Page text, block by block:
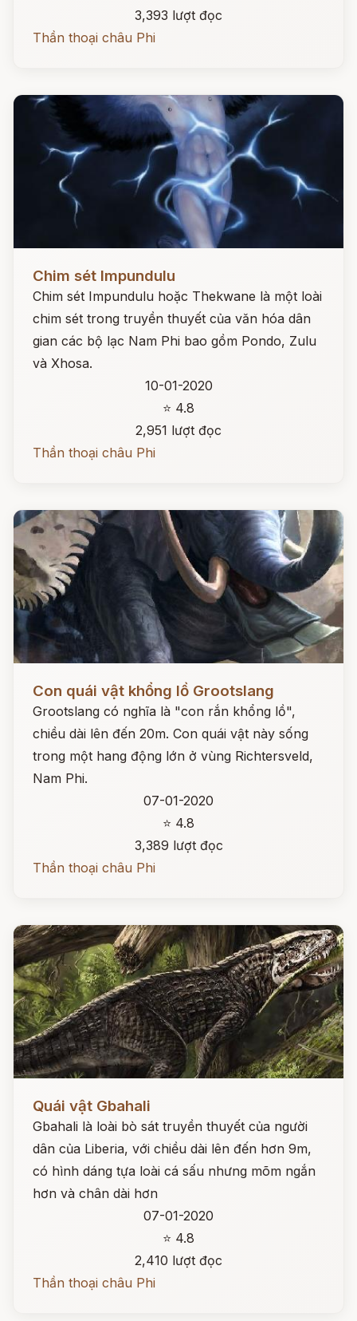
3,393 lượt đọc
Thần thoại châu Phi
Chim sét Impundulu
Chim sét Impundulu hoặc Thekwane là một loài
chim sét trong truyền thuyết của văn hóa dân
gian các bộ lạc Nam Phi bao gồm Pondo, Zulu
và Xhosa.
10-01-2020
⭐ 4.8
2,951 lượt đọc
Thần thoại châu Phi
Con quái vật khổng lồ Grootslang
Grootslang có nghĩa là "con rắn khổng lồ",
chiều dài lên đến 20m. Con quái vật này sống
trong một hang động lớn ở vùng Richtersveld,
Nam Phi.
07-01-2020
⭐ 4.8
3,389 lượt đọc
Thần thoại châu Phi
Quái vật Gbahali
Gbahali là loài bò sát truyền thuyết của người
dân của Liberia, với chiều dài lên đến hơn 9m,
có hình dáng tựa loài cá sấu nhưng mõm ngắn
hơn và chân dài hơn
07-01-2020
⭐ 4.8
2,410 lượt đọc
Thần thoại châu Phi